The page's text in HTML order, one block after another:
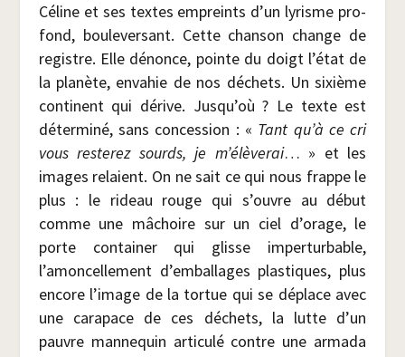
Céline et ses textes empreints d’un lyrisme pro­
fond, bou­le­ver­sant. Cette chan­son change de
registre. Elle dénonce, pointe du doigt l’état de
la pla­nète, enva­hie de nos déchets. Un sixième
conti­nent qui dérive. Jusqu’où ? Le texte est
déter­mi­né, sans conces­sion : « Tant qu’à ce cri
vous res­te­rez sourds, je m’élèverai… » et les
images relaient. On ne sait ce qui nous frappe le
plus : le rideau rouge qui s’ouvre au début
comme une mâchoire sur un ciel d’orage, le
porte contai­ner qui glisse imper­tur­bable,
l’amoncellement d’emballages plas­tiques, plus
encore l’image de la tor­tue qui se déplace avec
une cara­pace de ces déchets, la lutte d’un
pauvre man­ne­quin arti­cu­lé contre une arma­da